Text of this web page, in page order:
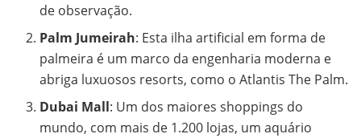
de observação.
Palm Jumeirah: Esta ilha artificial em forma de
palmeira é um marco da engenharia moderna e
abriga luxuosos resorts, como o Atlantis The Palm.
Dubai Mall: Um dos maiores shoppings do
mundo, com mais de 1.200 lojas, um aquário